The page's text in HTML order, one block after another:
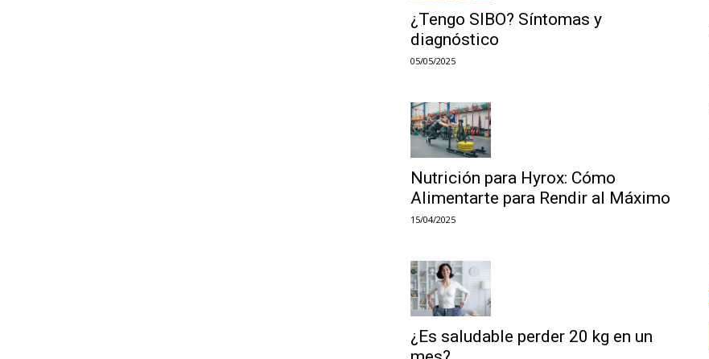
¿Tengo SIBO? Síntomas y
diagnóstico
05/05/2025
Nutrición para Hyrox: Cómo
Alimentarte para Rendir al Máximo
15/04/2025
¿Es saludable perder 20 kg en un